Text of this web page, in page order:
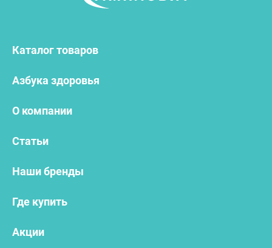
Каталог товаров
Азбука здоровья
О компании
Статьи
Наши бренды
Где купить
Акции